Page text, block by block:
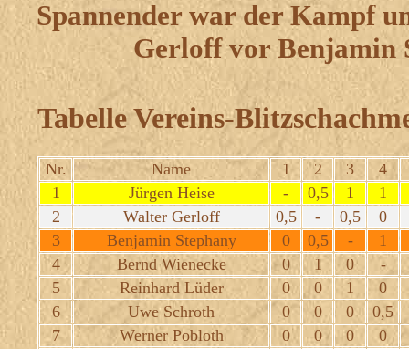
Spannender war der Kampf
Gerloff vor Benjamin
Tabelle Vereins-
Nr. Name 1 2 3
4
1
Jürgen Heise - 0,5 1
1
2
Walter Gerloff 0,5 - 0,5
0
3
Benjamin Stephany 0 0,5 -
1
4
Bernd Wienecke 0 1 0
-
5
Reinhard Lüder 0 0 1
0
6
Uwe Schroth 0 0 0
0,5
7
Werner Pobloth 0 0 0
0